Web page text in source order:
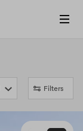
Filters